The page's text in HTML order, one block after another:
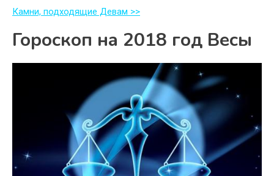
Камни, подходящие Девам >>
Гороскоп на 2018 год Весы